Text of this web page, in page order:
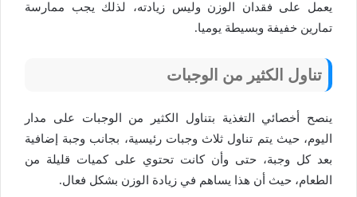
يعمل على فقدان الوزن وليس زيادته، لذلك يجب ممارسة
تمارين خفيفة وبسيطة يوميا.
تناول الكثير من الوجبات
ينصح أخصائي التغذية بتناول الكثير من الوجبات على مدار
اليوم، حيث يتم تناول ثلاث وجبات رئيسية، بجانب وجبة إضافية
بعد كل وجبة، حتى وأن كانت تحتوي على كميات قليلة من
الطعام، حيث أن هذا يساهم في زيادة الوزن بشكل فعال.